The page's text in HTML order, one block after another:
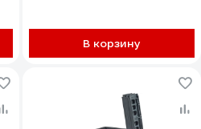
В корзину